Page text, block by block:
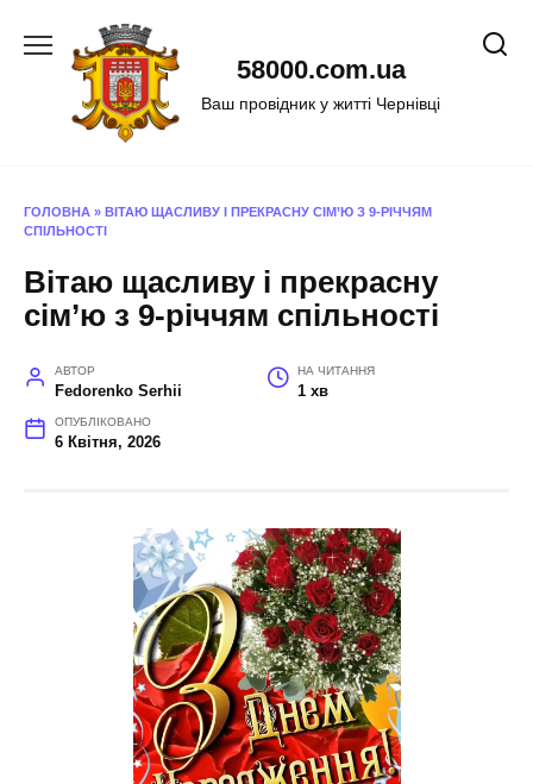
58000.com.ua
Ваш провідник у житті Чернівці
ГОЛОВНА » ВІТАЮ ЩАСЛИВУ І ПРЕКРАСНУ СІМ’Ю З 9-РІЧЧЯМ
СПІЛЬНОСТІ
Вітаю щасливу і прекрасну
сім’ю з 9-річчям спільності
АВТОР
Fedorenko Serhii
НА ЧИТАННЯ
1 хв
ОПУБЛІКОВАНО
6 Квітня, 2026